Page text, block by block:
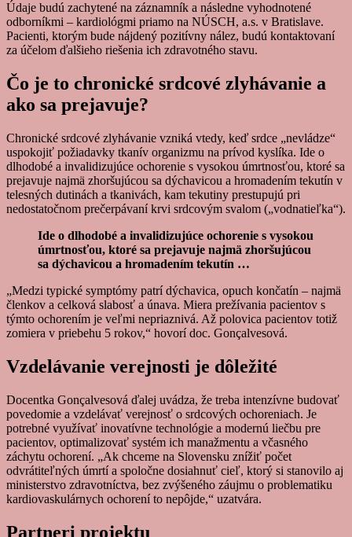
Údaje budú zachytené na záznamník a následne vyhodnotené
odborníkmi – kardiológmi priamo na NÚSCH, a.s. v Bratislave.
Pacienti, ktorým bude nájdený pozitívny nález, budú kontaktovaní
za účelom ďalšieho riešenia ich zdravotného stavu.
Čo je to chronické srdcové zlyhávanie a
ako sa prejavuje?
Chronické srdcové zlyhávanie vzniká vtedy, keď srdce „nevládze“
uspokojiť požiadavky tkanív organizmu na prívod kyslíka. Ide o
dlhodobé a invalidizujúce ochorenie s vysokou úmrtnosťou, ktoré sa
prejavuje najmä zhoršujúcou sa dýchavicou a hromadením tekutín v
telesných dutinách a tkanivách, kam tekutiny prestupujú pri
nedostatočnom prečerpávaní krvi srdcovým svalom („vodnatieľka“).
Ide o dlhodobé a invalidizujúce ochorenie s vysokou
úmrtnosťou, ktoré sa prejavuje najmä zhoršujúcou
sa dýchavicou a hromadením tekutín …
„Medzi typické symptómy patrí dýchavica, opuch končatín – najmä
členkov a celková slabosť a únava. Miera prežívania pacientov s
týmto ochorením je veľmi nepriaznivá. Až polovica pacientov totiž
zomiera v priebehu 5 rokov,“ hovorí doc. Gonçalvesová.
Vzdelávanie verejnosti je dôležité
Docentka Gonçalvesová ďalej uvádza, že treba intenzívne budovať
povedomie a vzdelávať verejnosť o srdcových ochoreniach. Je
potrebné využívať inovatívne technológie a modernú liečbu pre
pacientov, optimalizovať systém ich manažmentu a včasného
záchytu ochorení. „Ak chceme na Slovensku znížiť počet
odvrátiteľných úmrtí a spoločne dosiahnuť cieľ, ktorý si stanovilo aj
ministerstvo zdravotníctva, bez zvýšeného záujmu o problematiku
kardiovaskulárnych ochorení to nepôjde,“ uzatvára.
Partneri projektu